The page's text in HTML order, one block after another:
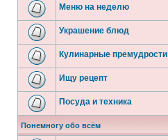
Меню на неделю
Украшение блюд
Кулинарные премудрости
Ищу рецепт
Посуда и техника
Понемногу обо всём